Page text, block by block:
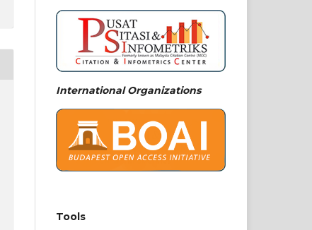
International Organizations
Tools